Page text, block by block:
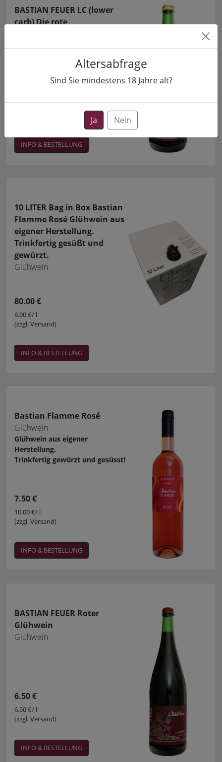
Altersabfrage
Sind Sie mindestens 18Jahre alt?
Ja Nein
BASTIAN FEUER LC (lower
carb) Die rote
Glühwein
kohlenhydratreduziert
INFO & BESTELLUNG
10 LITER Bag in Box Bastian
Flamme Rosé Glühwein aus
eigener Herstellung.
Trinkfertig gesüßt und
gewürzt.
Glühwein
80.00 €
8.00 €/ l
(zzgl. Versand)
INFO & BESTELLUNG
Bastian Flamme Rosé
Glühwein
Glühwein aus eigener
Herstellung.
Trinkfertig gewürzt und gesüsst!
7.50 €
10.00 €/ l
(zzgl. Versand)
INFO & BESTELLUNG
BASTIAN FEUER Roter
Glühwein
Glühwein
6.50 €
6.50 €/ l
(zzgl. Versand)
INFO & BESTELLUNG